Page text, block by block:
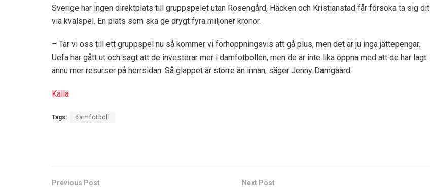
Sverige har ingen direktplats till gruppspelet utan Rosengård, Häcken och Kristianstad får försöka ta sig dit
via kvalspel. En plats som ska ge drygt fyra miljoner kronor.
– Tar vi oss till ett gruppspel nu så kommer vi förhoppningsvis att gå plus, men det är ju inga jättepengar.
Uefa har gått ut och sagt att de investerar mer i damfotbollen, men de är inte lika öppna med att de har lagt
ännu mer resurser på herrsidan. Så glappet är större än innan, säger Jenny Damgaard.
Källa
Tags: damfotboll
Previous Post Next Post